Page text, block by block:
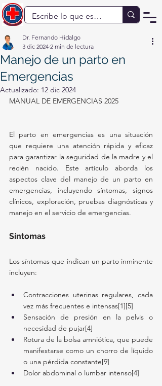
Manejo de un parto en
Emergencias
Dr. Fernando Hidalgo
3 dic 2024 2 min de lectura
Actualizado: 12 dic 2024
MANUAL DE EMERGENCIAS 2025
El parto en emergencias es una situación
que requiere una atención rápida y eficaz
para garantizar la seguridad de la madre y el
recién nacido. Este artículo aborda los
aspectos clave del manejo de un parto en
emergencias, incluyendo síntomas, signos
clínicos, exploración, pruebas diagnósticas y
manejo en el servicio de emergencias.
Síntomas
Los síntomas que indican un parto inminente
incluyen:
Contracciones uterinas regulares, cada
vez más frecuentes e intensas[1][5]
Sensación de presión en la pelvis o
necesidad de pujar[4]
Rotura de la bolsa amniótica, que puede
manifestarse como un chorro de líquido
o una pérdida constante[9]
Dolor abdominal o lumbar intenso[4]